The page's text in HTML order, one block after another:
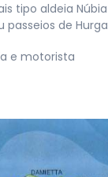
tipo aldeia
passeios de
e motorista